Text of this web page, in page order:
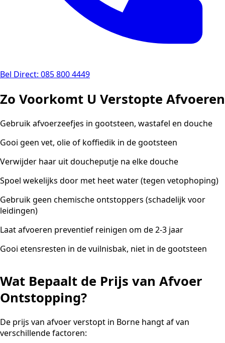
Bel Direct: 085 800 4449
Zo Voorkomt U Verstopte Afvoeren
Gebruik afvoerzeefjes in gootsteen, wastafel en douche
Gooi geen vet, olie of koffiedik in de gootsteen
Verwijder haar uit doucheputje na elke douche
Spoel wekelijks door met heet water (tegen vetophoping)
Gebruik geen chemische ontstoppers (schadelijk voor
leidingen)
Laat afvoeren preventief reinigen om de 2-3 jaar
Gooi etensresten in de vuilnisbak, niet in de gootsteen
Wat Bepaalt de Prijs van Afvoer
Ontstopping?
De prijs van afvoer verstopt in Borne hangt af van
verschillende factoren: